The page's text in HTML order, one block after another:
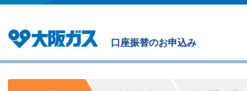
口座振替のお申込み